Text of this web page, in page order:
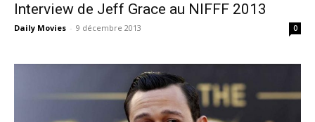
Interview de Jeff Grace au NIFFF 2013
Daily Movies - 9 décembre 2013 0